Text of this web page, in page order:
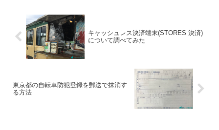
キャッシュレス決済端末(STORES 決済)
について調べてみた
東京都の自転車防犯登録を郵送で抹消す
る方法